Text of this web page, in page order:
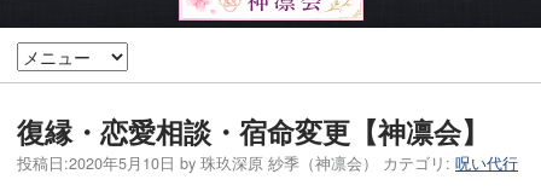
復縁・恋愛相談・宿命変更【神凛会】
投稿日:2020年5月10日 by 珠玖深原 紗季（神凛会） カテゴリ: 呪い代行